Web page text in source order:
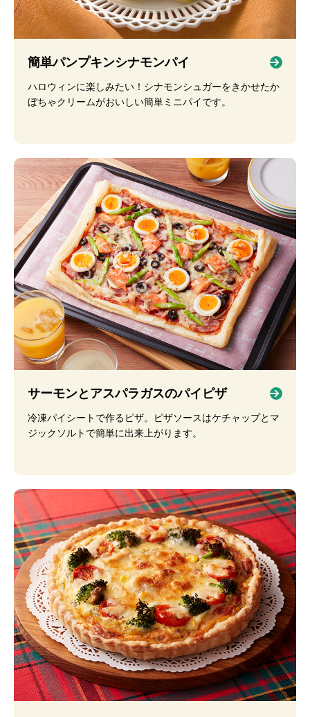
簡単パンプキンシナモンパイ
ハロウィンに楽しみたい！シナモンシュガーをきかせたか
ぼちゃクリームがおいしい簡単ミニパイです。
サーモンとアスパラガスのパイピザ
冷凍パイシートで作るピザ。ピザソースはケチャップとマ
ジックソルトで簡単に出来上がります。